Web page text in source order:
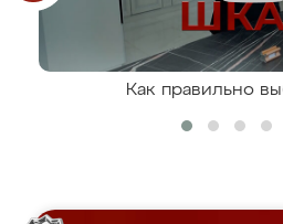
Как правильно